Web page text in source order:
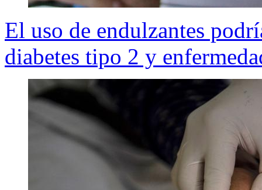
El uso de endulzantes
diabetes tipo 2 y